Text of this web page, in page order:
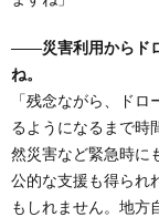
――災害利用からド
ね。
「残念ながら、ド
るようになるまで時
然災害など緊急時に
公的な支援も得られ
もしれません。地方